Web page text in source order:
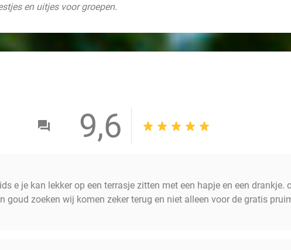
en uitjes voor groepen.
9,6
e je kan lekker op een terrasje zitten met een hapje en een drankje.
goud zoeken wij komen zeker terug en niet alleen voor de gratis